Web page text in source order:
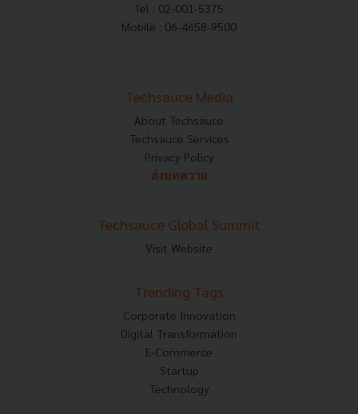
Tel : 02-001-5375
Mobile : 06-4658-9500
Techsauce Media
About Techsauce
Techsauce Services
Privacy Policy
ส่งบทความ
Techsauce Global Summit
Visit Website
Trending Tags
Corporate Innovation
Digital Transformation
E-Commerce
Startup
Technology